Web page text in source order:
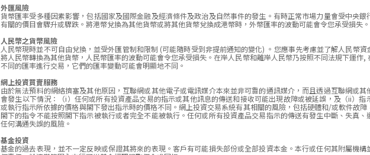
外匯風險
貨幣匯率受多種因素影響，包括國家及國際金融及經濟條件及政治及自然事件的發生。有時正常市場力量會受中央
有關的價目會驟升或驟跌。將港幣兌換為其他貨幣或將其他貨幣兌換成港幣時，外幣匯率的波動可能會令您承受損失。
人民幣之貨幣風險
人民幣現時並不可自由兌換，並受外匯管制和限制 (可能隨時受到非提前通知的變化) 。您應事先考慮並了解人民幣
將人民幣轉換為其他貨幣，人民幣匯率的波動可能會令您承受損失。在岸人民幣和離岸人民幣乃按照不同法規下運作,
不同的匯率進行交易，它們的匯率變動可能會明顯地不同。
網上投資買賣服務
由於無法預料的網絡擠塞及其他原因，互聯網或其他電子或電訊媒介本來並非可靠的通訊媒介，而且透過互聯網或
會發生以下情況：（i）任何或所有投資產品交易的指示或其他訊息的傳送和接收可能出現故障或被延誤，及（ii）
或執行指示所依據的價格與閣下發出指示時的價格不同。網上投資交易系統有其相關的風險，包括硬體和/或軟件故
閣下的指令不能按照閣下指示被執行或者完全不能被執行。任何或所有投資產品交易指示的傳送有發生中斷、失真
任何溝通失誤的風險。
基金投資
基金的過去表現，並不一定反映或保證其將來的表現。客戶有可能損失部份或全部投資本金。本行或任何其附屬機